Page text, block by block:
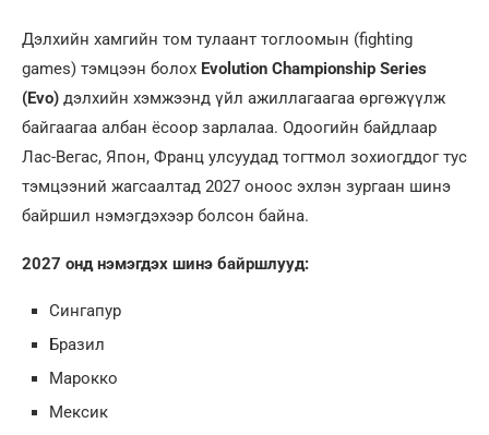
Дэлхийн хамгийн том тулаант тоглоомын (fighting
games) тэмцээн болох Evolution Championship Series
(Evo) дэлхийн хэмжээнд үйл ажиллагаагаа өргөжүүлж
байгаагаа албан ёсоор зарлалаа. Одоогийн байдлаар
Лас-Вегас, Япон, Франц улсуудад тогтмол зохиогддог тус
тэмцээний жагсаалтад 2027 оноос эхлэн зургаан шинэ
байршил нэмэгдэхээр болсон байна.
2027 онд нэмэгдэх шинэ байршлууд:
Сингапур
Бразил
Марокко
Мексик